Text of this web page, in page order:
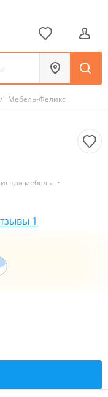
/ Мебель-Феликс
мебель •
1
Владивостока,